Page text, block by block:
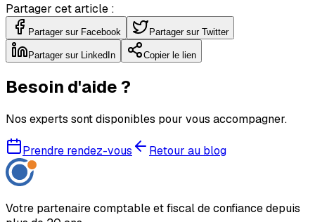
Partager cet article :
Partager sur Facebook Partager sur Twitter
Partager sur LinkedIn Copier le lien
Besoin d'aide ?
Nos experts sont disponibles pour vous accompagner.
Prendre rendez-vous Retour au blog
Votre partenaire comptable et fiscal de confiance depuis